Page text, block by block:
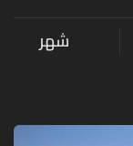
شهر